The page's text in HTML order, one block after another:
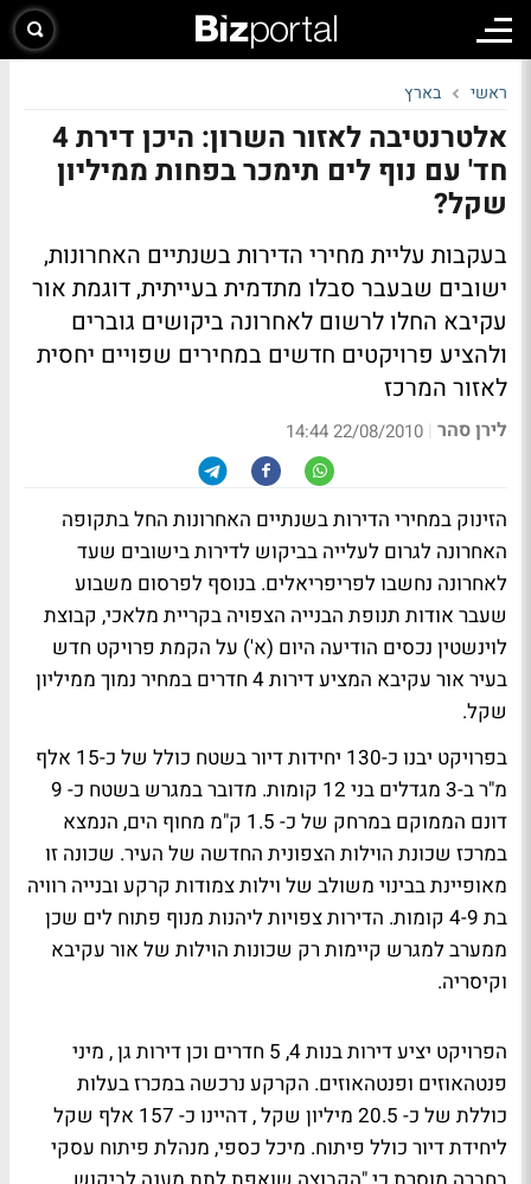
ראשי בארץ
אלטרנטיבה לאזור השרון: היכן דירת 4
חד' עם נוף לים תימכר בפחות ממיליון
שקל?
בעקבות עליית מחירי הדירות בשנתיים האחרונות,
ישובים שבעבר סבלו מתדמית בעייתית, דוגמת אור
עקיבא החלו לרשום לאחרונה ביקושים גוברים
ולהציע פרויקטים חדשים במחירים שפויים יחסית
לאזור המרכז
לירן סהר |
22/08/2010 14:44
הזינוק במחירי הדירות בשנתיים האחרונות החל בתקופה
האחרונה לגרום לעלייה בביקוש לדירות בישובים שעד
לאחרונה נחשבו לפריפריאלים. בנוסף לפרסום משבוע
שעבר אודות תנופת הבנייה הצפויה בקריית מלאכי, קבוצת
לוינשטין נכסים הודיעה היום (א') על הקמת פרויקט חדש
בעיר אור עקיבא המציע דירות 4 חדרים במחיר נמוך ממיליון
שקל.
בפרויקט יבנו כ-130 יחידות דיור בשטח כולל של כ-15 אלף
מ"ר ב-3 מגדלים בני 12 קומות. מדובר במגרש בשטח כ- 9
דונם הממוקם במרחק של כ- 1.5 ק"מ מחוף הים, הנמצא
במרכז שכונת הוילות הצפונית החדשה של העיר. שכונה זו
מאופיינת בבינוי משולב של וילות צמודות קרקע ובנייה רוויה
בת 4-9 קומות. הדירות צפויות ליהנות מנוף פתוח לים שכן
ממערב למגרש קיימות רק שכונות הוילות של אור עקיבא
וקיסריה.
הפרויקט יציע דירות בנות 4, 5 חדרים וכן דירות גן , מיני
פנטהאוזים ופנטהאוזים. הקרקע נרכשה במכרז בעלות
כוללת של כ- 20.5 מיליון שקל , דהיינו כ- 157 אלף שקל
ליחידת דיור כולל פיתוח. מיכל כספי, מנהלת פיתוח עסקי